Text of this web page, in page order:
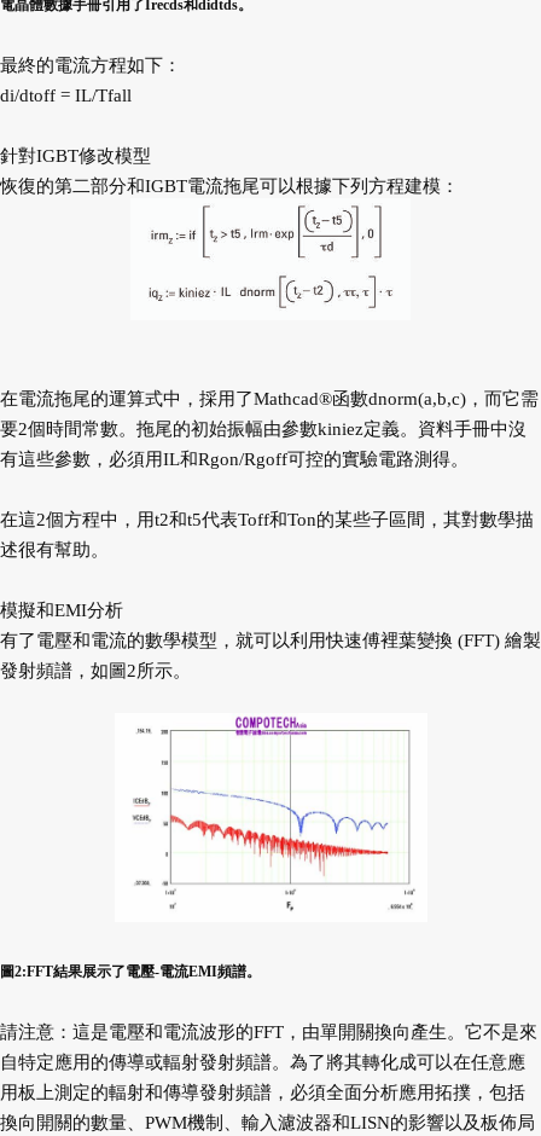
電晶體數據手冊引用了Irecds和didtds。
最終的電流方程如下：
di/dtoff = IL/Tfall
針對IGBT修改模型
恢復的第二部分和IGBT電流拖尾可以根據下列方程建模：
在電流拖尾的運算式中，採用了Mathcad®函數dnorm(a,b,c)，而它需
要2個時間常數。拖尾的初始振幅由參數kiniez定義。資料手冊中沒
有這些參數，必須用IL和Rgon/Rgoff可控的實驗電路測得。
在這2個方程中，用t2和t5代表Toff和Ton的某些子區間，其對數學描
述很有幫助。
模擬和EMI分析
有了電壓和電流的數學模型，就可以利用快速傅裡葉變換 (FFT) 繪製
發射頻譜，如圖2所示。
圖2:FFT結果展示了電壓-電流EMI頻譜。
請注意：這是電壓和電流波形的FFT，由單開關換向產生。它不是來
自特定應用的傳導或輻射發射頻譜。為了將其轉化成可以在任意應
用板上測定的輻射和傳導發射頻譜，必須全面分析應用拓撲，包括
換向開關的數量、PWM機制、輸入濾波器和LISN的影響以及板佈局